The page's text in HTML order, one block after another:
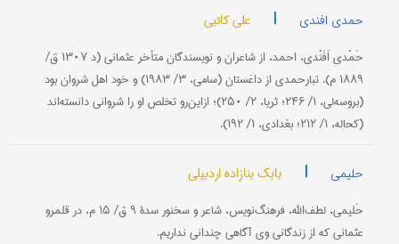
حمدی افندی | علی کاتبی
حَمْدی اَفَنْدی، احمد، از شاعران و نویسندگان متأخر عثمانی (د ۱۳۰۷ ق/
۱۸۸۹ م). تبارحمدی از داغستان (سامی، ۳/ ۱۹۸۳) و خود اهل شروان بود
(بروسه‌لی، ۱/ ۲۴۶؛ ثریا، ۲/ ۲۵۰)؛ ازاین‌رو تخلص او را شروانی دانسته‌اند
(کحاله، ۱/ ۲۱۲؛ بغدادی، ۱/ ۱۹۲).
حلیمی | بابک بنازاده اردبیلی
حَلیمی، لطف‌‌الله، فرهنگ‌نویس، شاعر و سخنور سدۀ ۹ ق/ ۱۵ م، در قلمرو
عثمانی که از زندگانی وی آگاهی چندانی نداریم.